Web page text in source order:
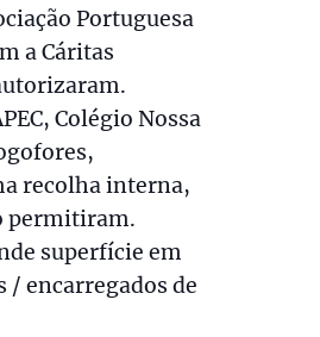
Portuguesa
a Cáritas
Colégio Nossa
recolha interna,
permitiram.
superfície em
encarregados de